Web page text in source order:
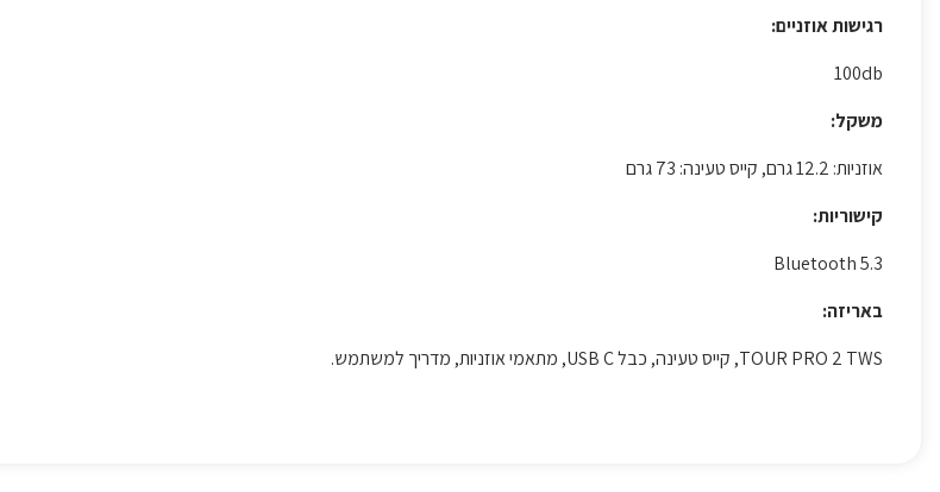
רגישות אוזניים:
100db
משקל:
אוזניות: 12.2 גרם, קייס טעינה: 73 גרם
קישוריות:
Bluetooth 5.3
באריזה:
TOUR PRO 2 TWS, קייס טעינה, כבל USB C, מתאמי אוזניות, מדריך למשתמש.